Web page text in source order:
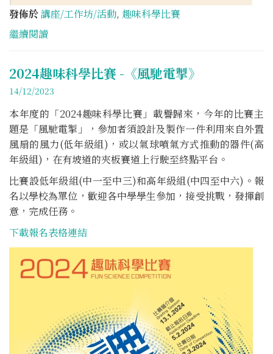
發佈於講座/工作坊/活動, 趣味科學比賽
繼續閱讀
2024趣味科學比賽 -《風馳電掣》
14/12/2023
本年度的「2024趣味科學比賽」載譽歸來，今年的比賽主
題是「風馳電掣」，參加者須設計及製作一件利用來自外置
風扇的風力(低年級組)，或以氣球噴氣方式推動的器件(高
年級組)，在有坡道的夾板賽道上行駛至終點平台。
比賽設低年級組(中一至中三)和高年級組(中四至中六)。報
名以學校為單位，歡迎各中學學生參加，接受挑戰，發揮創
意，完成任務。
下載報名表格連結